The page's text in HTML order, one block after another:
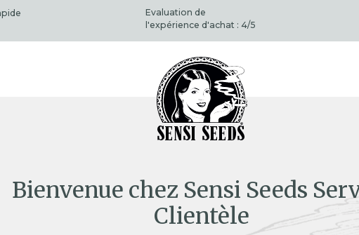
Evaluation de
l'expérience d'achat : 4/5
Bienvenue chez Sensi Seeds
Clientèle